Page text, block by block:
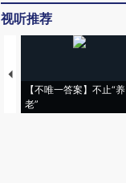
视听推荐
【不唯一答案】不止“养
老”